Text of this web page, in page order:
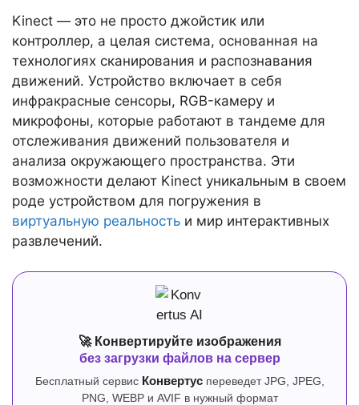
Kinect — это не просто джойстик или
контроллер, а целая система, основанная на
технологиях сканирования и распознавания
движений. Устройство включает в себя
инфракрасные сенсоры, RGB-камеру и
микрофоны, которые работают в тандеме для
отслеживания движений пользователя и
анализа окружающего пространства. Эти
возможности делают Kinect уникальным в своем
роде устройством для погружения в
виртуальную реальность и мир интерактивных
развлечений.
🚀 Конвертируйте изображения
без загрузки файлов на сервер
Бесплатный сервис Конвертуспереведет JPG, JPEG,
PNG, WEBP и AVIF в нужный формат